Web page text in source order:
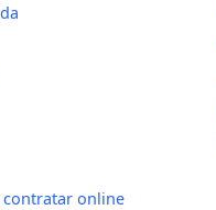
online